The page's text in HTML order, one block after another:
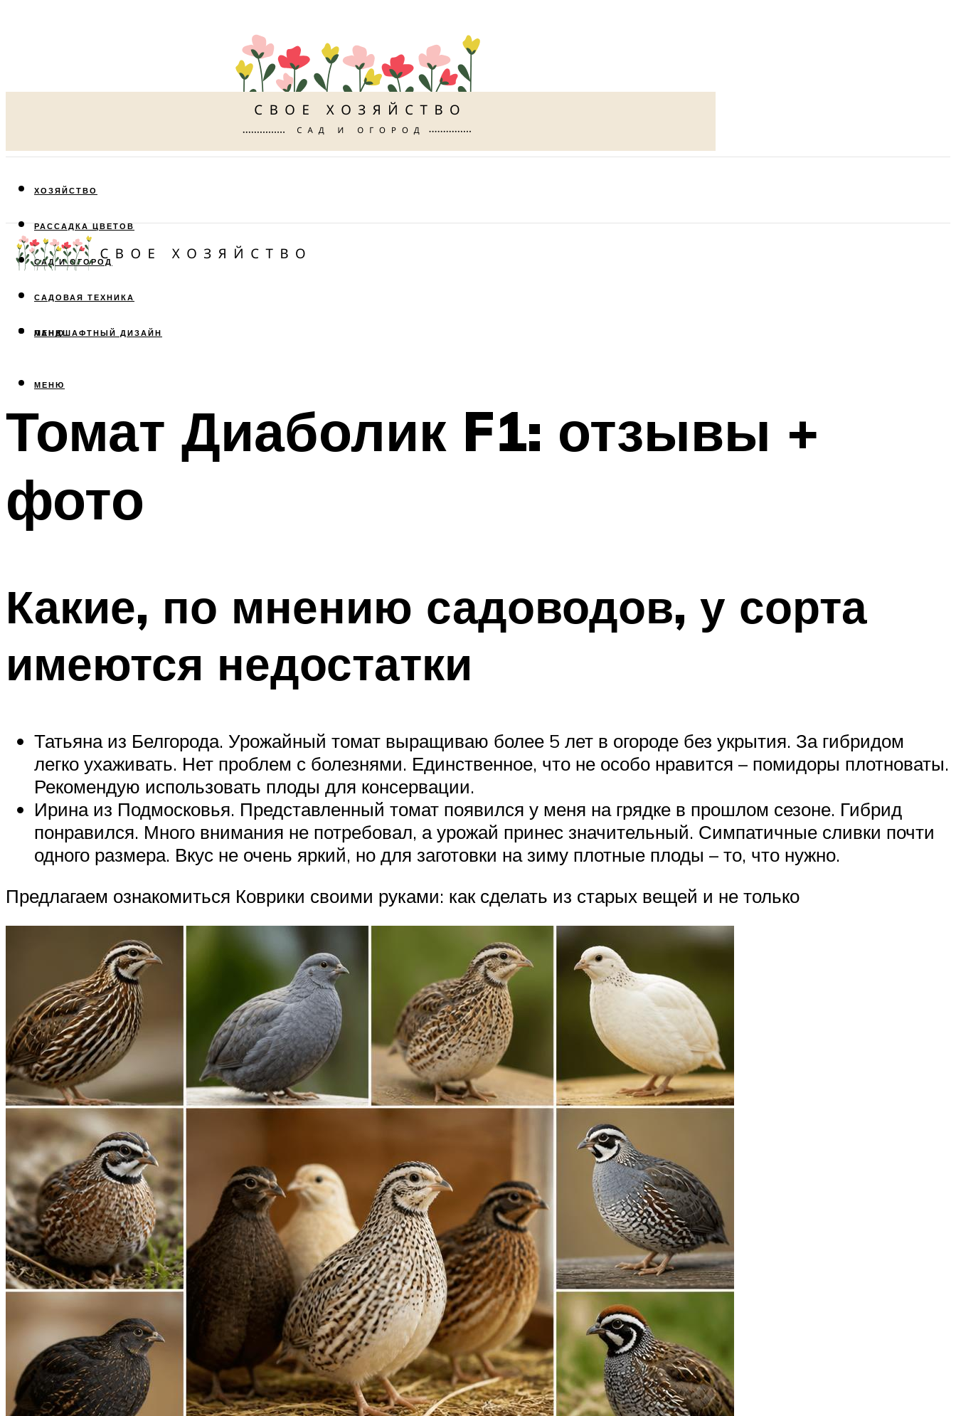
ХОЗЯЙСТВО
РАССАДКА ЦВЕТОВ
САД И ОГОРОД
САДОВАЯ ТЕХНИКА
ЛАНДШАФТНЫЙ ДИЗАЙН
МЕНЮ
МЕНЮ
Томат Диаболик F1: отзывы +
фото
Какие, по мнению садоводов, у сорта
имеются недостатки
Татьяна из Белгорода. Урожайный томат выращиваю более 5 лет в огороде без укрытия. За гибридом
легко ухаживать. Нет проблем с болезнями. Единственное, что не особо нравится – помидоры плотноваты.
Рекомендую использовать плоды для консервации.
Ирина из Подмосковья. Представленный томат появился у меня на грядке в прошлом сезоне. Гибрид
понравился. Много внимания не потребовал, а урожай принес значительный. Симпатичные сливки почти
одного размера. Вкус не очень яркий, но для заготовки на зиму плотные плоды – то, что нужно.
Предлагаем ознакомиться Коврики своими руками: как сделать из старых вещей и не только